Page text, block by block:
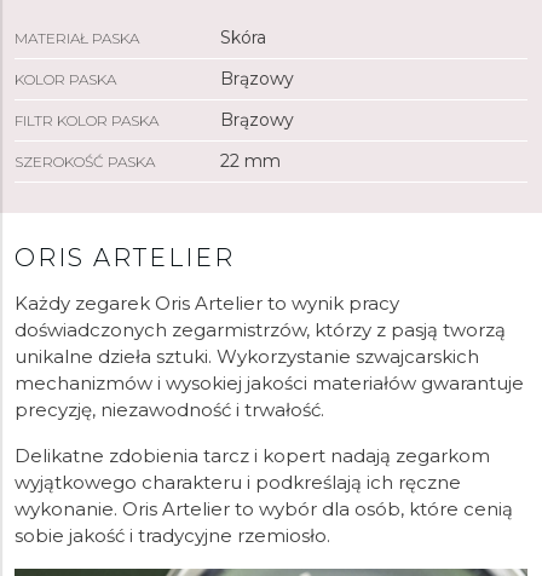
MATERIAŁ PASKA Skóra
KOLOR PASKA Brązowy
FILTR KOLOR PASKA Brązowy
SZEROKOŚĆ PASKA 22 mm
ORIS ARTELIER
Każdy zegarek Oris Artelier to wynik pracy
doświadczonych zegarmistrzów, którzy z pasją tworzą
unikalne dzieła sztuki. Wykorzystanie szwajcarskich
mechanizmów i wysokiej jakości materiałów gwarantuje
precyzję, niezawodność i trwałość.
Delikatne zdobienia tarcz i kopert nadają zegarkom
wyjątkowego charakteru i podkreślają ich ręczne
wykonanie. Oris Artelier to wybór dla osób, które cenią
sobie jakość i tradycyjne rzemiosło.